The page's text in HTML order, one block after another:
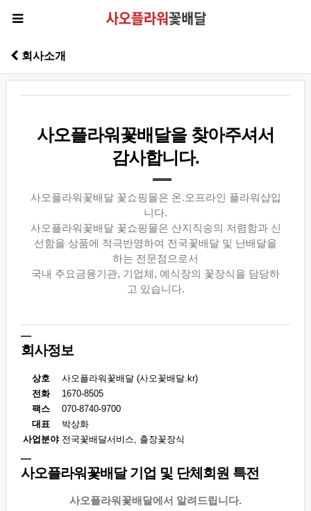
회사소개
사오플라워꽃배달을 찾아주셔서
감사합니다.
사오플라워꽃배달 꽃쇼핑몰은 온.오프라인 플라워샵입
니다.
사오플라워꽃배달 꽃쇼핑몰은 산지직송의 저렴함과 신
선함을 상품에 적극반영하여 전국꽃배달 및 난배달을
하는 전문점으로서
국내 주요금융기관, 기업체, 예식장의 꽃장식을 담당하
고 있습니다.
회사정보
상호
사오플라워꽃배달 (사오꽃배달.kr)
전화
1670-8505
팩스
070-8740-9700
대표
박상화
사업분야 전국꽃배달서비스, 출장꽃장식
사오플라워꽃배달 기업 및 단체회원 특전
사오플라워꽃배달에서 알려드립니다.